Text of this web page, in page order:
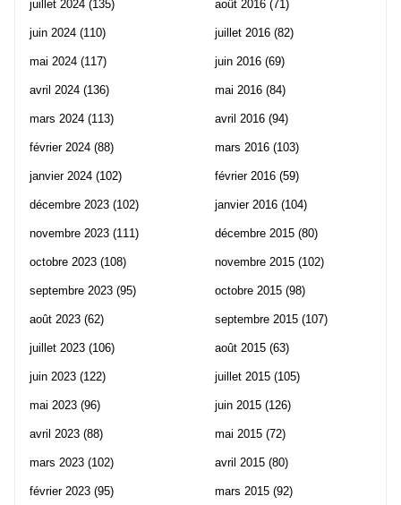
juillet 2024 (135)
juin 2024 (110)
mai 2024 (117)
avril 2024 (136)
mars 2024 (113)
février 2024 (88)
janvier 2024 (102)
décembre 2023 (102)
novembre 2023 (111)
octobre 2023 (108)
septembre 2023 (95)
août 2023 (62)
juillet 2023 (106)
juin 2023 (122)
mai 2023 (96)
avril 2023 (88)
mars 2023 (102)
février 2023 (95)
août 2016 (71)
juillet 2016 (82)
juin 2016 (69)
mai 2016 (84)
avril 2016 (94)
mars 2016 (103)
février 2016 (59)
janvier 2016 (104)
décembre 2015 (80)
novembre 2015 (102)
octobre 2015 (98)
septembre 2015 (107)
août 2015 (63)
juillet 2015 (105)
juin 2015 (126)
mai 2015 (72)
avril 2015 (80)
mars 2015 (92)